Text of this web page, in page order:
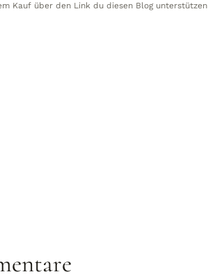
Kauf über den Link du diesen Blog unterstützen